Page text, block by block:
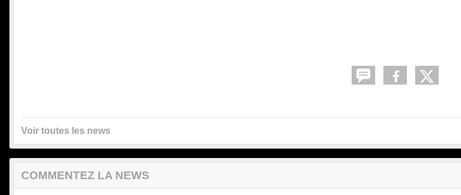
Voir toutes les news
COMMENTEZ LA NEWS